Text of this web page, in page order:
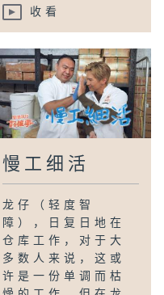
收看
慢工细活
龙仔（轻度智
障），日复日地在
仓库工作，对于大
多数人来说，这或
许是一份单调而枯